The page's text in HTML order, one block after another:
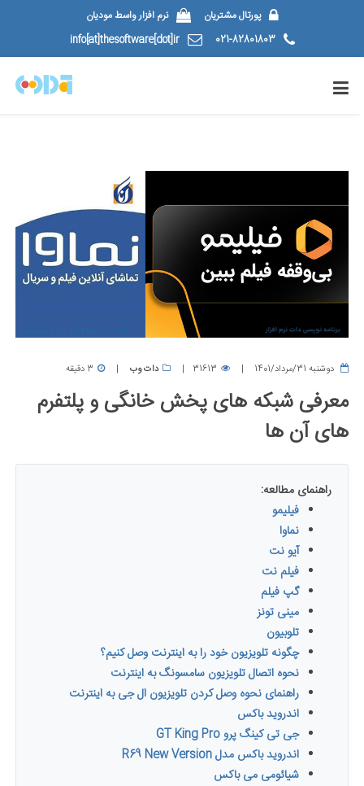
پورتال مشتریان
نرم افزار واسط مودیان
021-82801803
info[at]thesoftware[dot]ir
دوشنبه 31/مرداد/1401 31613 دات وب 3 دقیقه
معرفی شبکه های پخش خانگی و پلتفرم
های آن ها
راهنمای مطالعه:
فیلیمو
نماوا
آیو نت
فیلم نت
گپ فیلم
مینی تونز
تلوبیون
چگونه تلویزیون خود را به اینترنت وصل کنیم؟
نحوه اتصال تلویزیون سامسونگ به اینترنت
راهنمای نحوه وصل کردن تلویزیون ال جی به اینترنت
اندروید باکس
جی تی کینگ پرو GT King Pro
اندروید باکس مدل R69 New Version
شیائومی می باکس